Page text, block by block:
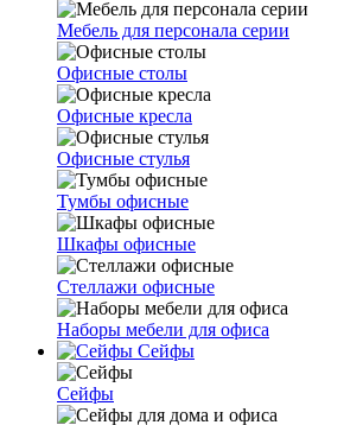
Мебель для персонала серии
Офисные столы
Офисные кресла
Офисные стулья
Тумбы офисные
Шкафы офисные
Стеллажи офисные
Наборы мебели для офиса
Сейфы
Сейфы